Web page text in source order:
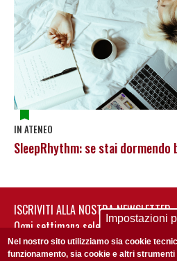
IN ATENEO
SleepRhythm: se stai dormendo
ISCRIVITI ALLA NOSTRA NEWSLETTER
Ogni settimana selezioniamo per te
non perderti gli aggiornamenti della
Impostazioni
Nel nostro sito utilizziamo sia cookie
funzionamento, sia cookie e altri